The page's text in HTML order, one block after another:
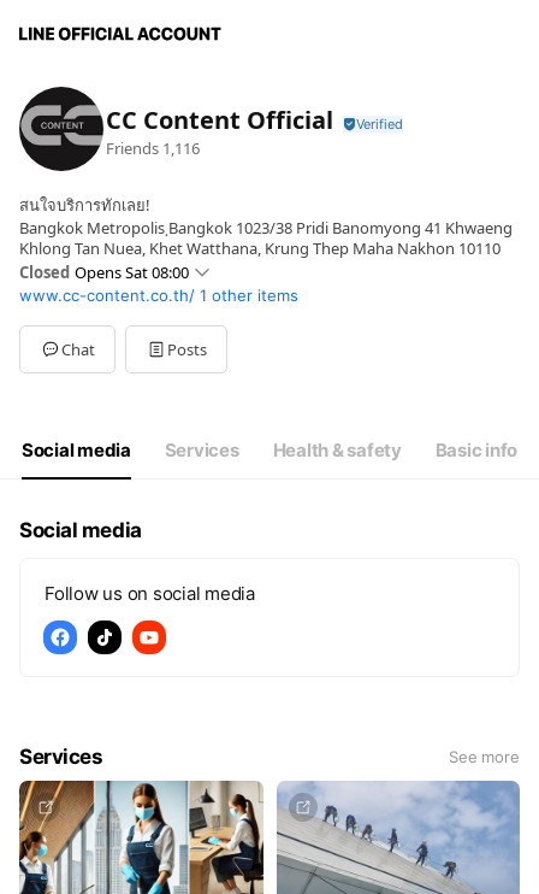
CC Content Official
Friends 1,116
สนใจบริการทักเลย!
Bangkok Metropolis ฺBangkok 1023/38 Pridi Banomyong 41 Khwaeng
Khlong Tan Nuea, Khet Watthana, Krung Thep Maha Nakhon 10110
Closed Opens Sat 08:00
SunClosed
Mon08:00 - 17:00
Tue08:00 - 17:00
Wed08:00 - 17:00
08:00 - 16:00
www.cc-content.co.th/ 1 other items
Chat Posts
Social media Services Health & safety Basic info
Social media
Follow us on social media
Services See more